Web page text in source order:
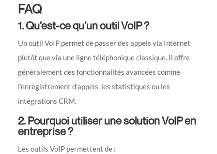
FAQ
1. Qu’est-ce qu’un outil VoIP ?
Un outil VoIP permet de passer des appels via Internet
plutôt que via une ligne téléphonique classique. Il offre
généralement des fonctionnalités avancées comme
l’enregistrement d’appels, les statistiques ou les
intégrations CRM.
2. Pourquoi utiliser une solution VoIP en
entreprise ?
Les outils VoIP permettent de :